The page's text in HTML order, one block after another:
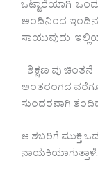
ಒಟ್ಟಾರೆಯಾಗಿ
ಅಂದಿನಿಂದ
ಸಾಯುವುದು
ಶಿಕ್ಷಣ ವು ಚಿಂತನೆ
ಅಂತರಂಗದ ವರೆಗೂ
ಸುಂದರವಾಗಿ
ಆ ಶಬರಿಗೆ ಮುಕ್ತಿ
ನಾಯಕಿಯಾಗುತ್ತಾಳೆ.